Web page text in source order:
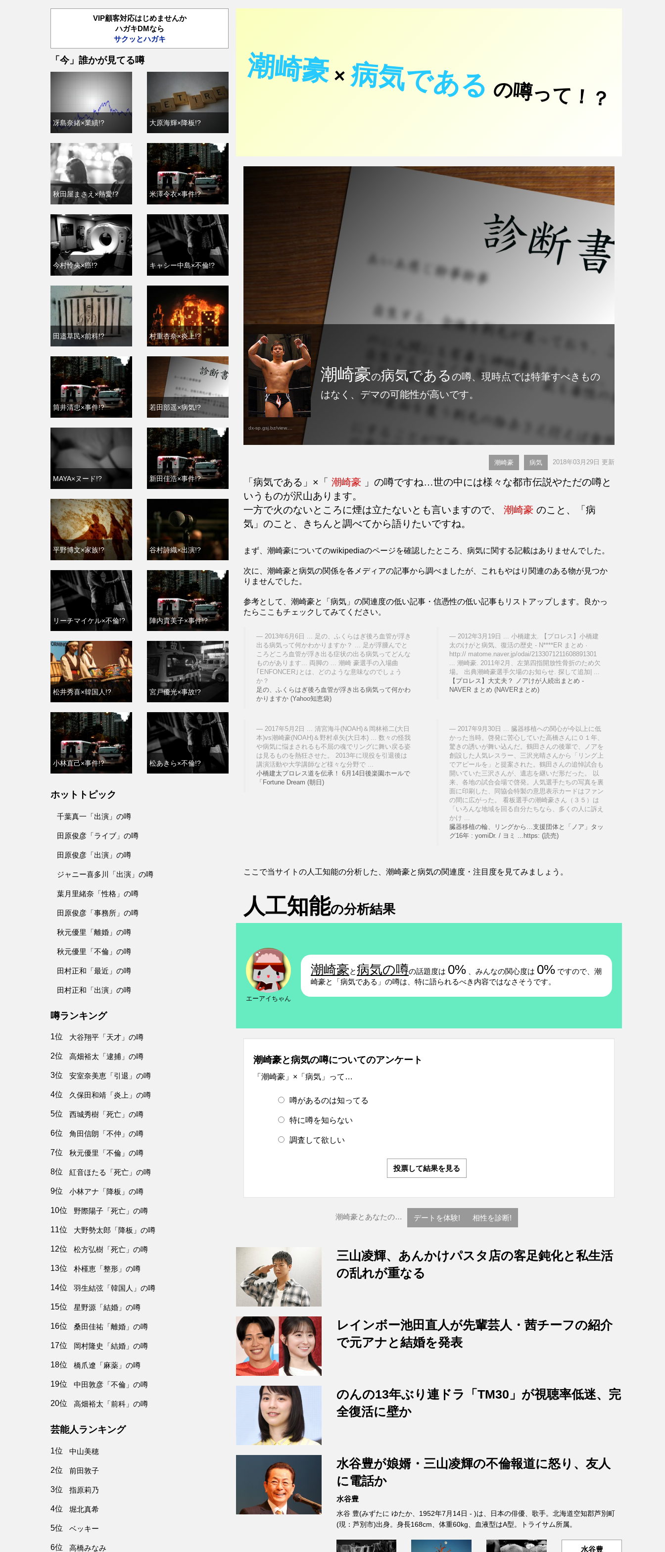
潮崎豪×病気である の噂って！？
dx-sp.gsj.bz/view....
潮崎豪の病気であるの噂、現時点では特筆すべきもの
はなく、デマの可能性が高いです。
潮崎豪 病気 2018年03月29日 更新
「病気である」×「 潮崎豪 」の噂ですね…世の中には様々な都市伝説やただの噂と
いうものが沢山あります。
一方で火のないところに煙は立たないとも言いますので、 潮崎豪 のこと、「病
気」のこと、きちんと調べてから語りたいですね。
まず、潮崎豪についてのwikipediaのページを確認したところ、病気に関する記載はありませんでした。
次に、潮崎豪と病気の関係を各メディアの記事から調べましたが、これもやはり関連のある物が見つか
りませんでした。
参考として、潮崎豪と「病気」の関連度の低い記事・信憑性の低い記事もリストアップします。良かっ
たらここもチェックしてみてください。
2013年6月6日 ... 足の、ふくらはぎ後ろ血管が浮き
出る病気って何かわかりますか？ ... 足が浮腫んでと
ころどころ血管が浮き出る症状の出る病気ってどんな
ものがあります... 両脚の ... 潮崎 豪選手の入場曲
｢ENFONCER｣とは、どのような意味なのでしょう
か？
足の、ふくらはぎ後ろ血管が浮き出る病気って何かわ
かりますか (Yahoo知恵袋)
2012年3月19日 ... 小橋建太. 【プロレス】小橋建
太のけがと病気、復活の歴史 - N****ER まとめ ·
http:// matome.naver.jp/odai/2133071211608891301
... 潮崎豪. 2011年2月、左第四指開放性骨折のため欠
場。 出典潮崎豪選手欠場のお知らせ. 探して追加| ...
【プロレス】大丈夫？ ノアけが人続出まとめ -
NAVER まとめ (NAVERまとめ)
2017年5月2日 ... 清宮海斗(NOAH)＆岡林裕二(大日
本)vs潮崎豪(NOAH)＆野村卓矢(大日本) ... 数々の怪我
や病気に悩まされるも不屈の魂でリングに舞い戻る姿
は見るものを熱狂させた。 2013年に現役を引退後は
講演活動や大学講師など様々な分野で ...
小橋建太プロレス道を伝承！ 6月14日後楽園ホールで
「Fortune Dream (朝日)
2017年9月30日 ... 臓器移植への関心が今以上に低
かった当時。啓発に苦心していた高橋さんに０１年、
驚きの誘いが舞い込んだ。鶴田さんの後輩で、ノアを
創設した人気レスラー、三沢光晴さんから「リング上
でアピールを」と提案された。鶴田さんの追悼試合も
開いていた三沢さんが、遺志を継いだ形だった。 以
来、各地の試合会場で啓発。人気選手たちの写真を裏
面に印刷した、同協会特製の意思表示カードはファン
の間に広がった。 看板選手の潮崎豪さん（３５）は
「いろんな地域を回る自分たちなら、多くの人に訴え
かけ ...
臓器移植の輪、リングから…支援団体と「ノア」タッ
グ16年 : yomiDr. / ヨミ ...https: (読売)
ここで当サイトの人工知能の分析した、潮崎豪と病気の関連度・注目度を見てみましょう。
人工知能の分析結果
エーアイちゃん
潮崎豪と病気の噂の話題度は 0% 、みんなの関心度は 0% ですので、潮
崎豪と「病気である」の噂は、特に語られるべき内容ではなさそうです。
潮崎豪と病気の噂についてのアンケート
「潮崎豪」×「病気」って…
噂があるのは知ってる
特に噂を知らない
調査して欲しい
投票して結果を見る
潮崎豪とあなたの… デートを体験! 相性を診断!
三山凌輝、あんかけパスタ店の客足鈍化と私生活
の乱れが重なる
レインボー池田直人が先輩芸人・茜チーフの紹介
で元アナと結婚を発表
のんの13年ぶり連ドラ「TM30」が視聴率低迷、完
全復活に壁か
水谷豊が娘婿・三山凌輝の不倫報道に怒り、友人
に電話か
水谷豊
水谷 豊(みずたに ゆたか、1952年7月14日 - )は、日本の俳優、歌手。北海道空知郡芦別町
(現：芦別市)出身。身長168cm、体重60kg、血液型はA型。トライサム所属。
水谷豊
VIP顧客対応はじめませんか
ハガキDMなら
サクッとハガキ
「今」誰かが見てる噂
冴島奈緒×業績!? 大原海輝×降板!?
秋田屋まさえ×熱愛!? 米澤令衣×事件!?
今村怜央×癌!? キャシー中島×不倫!?
田邉草民×前科!? 村重杏奈×炎上!?
筒井清忠×事件!? 若田部遥×病気!?
MAYA×ヌード!? 新田佳浩×事件!?
平野博文×家族!? 谷村詩織×出演!?
リーチマイケル×不倫!? 陣内貴美子×事件!?
松井秀喜×韓国人!? 宮戸優光×事故!?
小林直己×事件!? 松あきら×不倫!?
ホットトピック
千葉真一「出演」の噂
田原俊彦「ライブ」の噂
田原俊彦「出演」の噂
ジャニー喜多川「出演」の噂
葉月里緒奈「性格」の噂
田原俊彦「事務所」の噂
秋元優里「離婚」の噂
秋元優里「不倫」の噂
田村正和「最近」の噂
田村正和「出演」の噂
噂ランキング
1位 大谷翔平「天才」の噂
2位 高畑裕太「逮捕」の噂
3位 安室奈美恵「引退」の噂
4位 久保田和靖「炎上」の噂
5位 西城秀樹「死亡」の噂
6位 角田信朗「不仲」の噂
7位 秋元優里「不倫」の噂
8位 紅音ほたる「死亡」の噂
9位 小林アナ「降板」の噂
10位 野際陽子「死亡」の噂
11位 大野勢太郎「降板」の噂
12位 松方弘樹「死亡」の噂
13位 朴槿恵「整形」の噂
14位 羽生結弦「韓国人」の噂
15位 星野源「結婚」の噂
16位 桑田佳祐「離婚」の噂
17位 岡村隆史「結婚」の噂
18位 橋爪遼「麻薬」の噂
19位 中田敦彦「不倫」の噂
20位 高畑裕太「前科」の噂
芸能人ランキング
1位 中山美穂
2位 前田敦子
3位 指原莉乃
4位 堀北真希
5位 ベッキー
6位 高橋みなみ